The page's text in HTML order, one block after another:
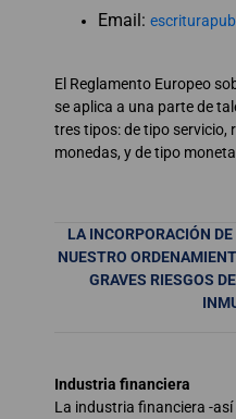
Email:
El Reglamento Europeo
se aplica a una parte de
tres tipos: de tipo servicio,
monedas, y de tipo
LA INCORPORACIÓN
NUESTRO
GRAVES RIESGOS
Industria financiera
La industria financiera -